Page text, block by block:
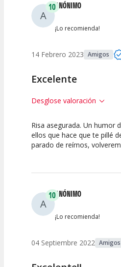
A
10ANÓNIMO
¡Lo recomienda!
14 Febrero 2023 Amigos
Excelente
Desglose valoración
10
Calidad del
10
Puesta en
Risa asegurada. Un humor
ellos que hace que te pillé
parado de reírnos,
A
10ANÓNIMO
¡Lo recomienda!
04 Septiembre 2022 Amigos